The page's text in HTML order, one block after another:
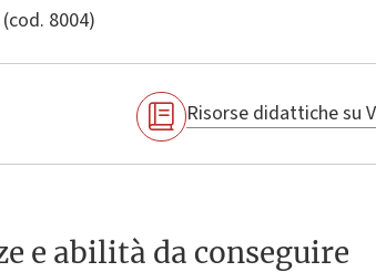
(cod. 8004)
Risorse didattiche su
e abilità da conseguire